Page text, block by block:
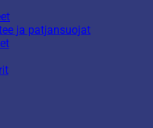
ja patjansuojat